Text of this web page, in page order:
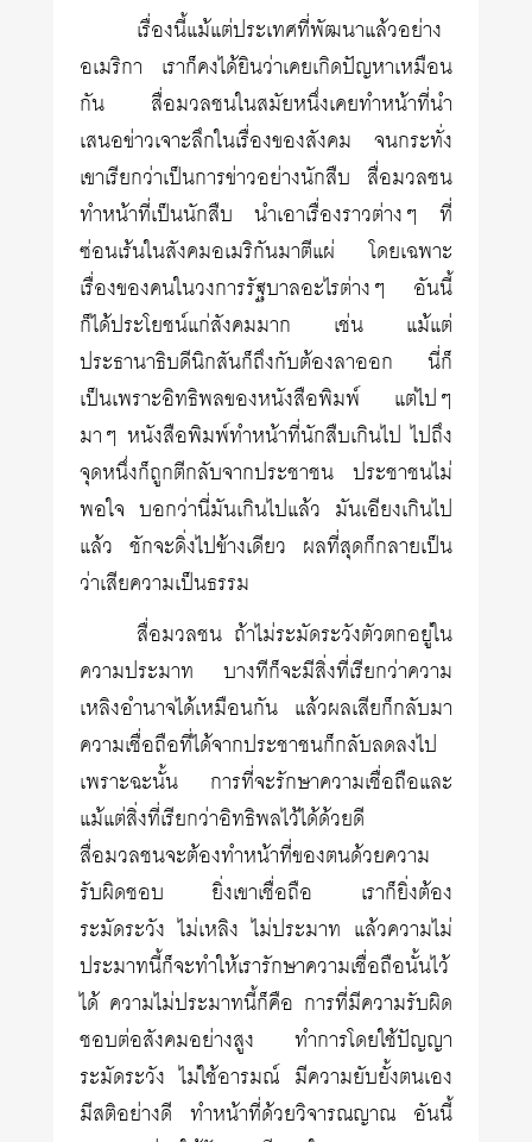
เรื่องนี้แม้แต่ประเทศที่พัฒนาแล้วอย่าง
อเมริกา เราก็คงได้ยินว่าเคยเกิดปัญหาเหมือน
กัน สื่อมวลชนในสมัยหนึ่งเคยทำหน้าที่นำ
เสนอข่าวเจาะลึกในเรื่องของสังคม จนกระทั่ง
เขาเรียกว่าเป็นการข่าวอย่างนักสืบ สื่อมวลชน
ทำหน้าที่เป็นนักสืบ นำเอาเรื่องราวต่างๆ ที่
ซ่อนเร้นในสังคมอเมริกันมาตีแผ่ โดยเฉพาะ
เรื่องของคนในวงการรัฐบาลอะไรต่างๆ อันนี้
ก็ได้ประโยชน์แก่สังคมมาก เช่น แม้แต่
ประธานาธิบดีนิกสันก็ถึงกับต้องลาออก นี่ก็
เป็นเพราะอิทธิพลของหนังสือพิมพ์ แต่ไปๆ
มาๆ หนังสือพิมพ์ทำหน้าที่นักสืบเกินไป ไปถึง
จุดหนึ่งก็ถูกตีกลับจากประชาชน ประชาชนไม่
พอใจ บอกว่านี่มันเกินไปแล้ว มันเอียงเกินไป
แล้ว ชักจะดิ่งไปข้างเดียว ผลที่สุดก็กลายเป็น
ว่าเสียความเป็นธรรม
สื่อมวลชน ถ้าไม่ระมัดระวังตัวตกอยู่ใน
ความประมาท บางทีก็จะมีสิ่งที่เรียกว่าความ
เหลิงอำนาจได้เหมือนกัน แล้วผลเสียก็กลับมา
ความเชื่อถือที่ได้จากประชาชนก็กลับลดลงไป
เพราะฉะนั้น การที่จะรักษาความเชื่อถือและ
แม้แต่สิ่งที่เรียกว่าอิทธิพลไว้ได้ด้วยดี
สื่อมวลชนจะต้องทำหน้าที่ของตนด้วยความ
รับผิดชอบ ยิ่งเขาเชื่อถือ เราก็ยิ่งต้อง
ระมัดระวัง ไม่เหลิง ไม่ประมาท แล้วความไม่
ประมาทนี้ก็จะทำให้เรารักษาความเชื่อถือนั้นไว้
ได้ ความไม่ประมาทนี้ก็คือ การที่มีความรับผิด
ชอบต่อสังคมอย่างสูง ทำการโดยใช้ปัญญา
ระมัดระวัง ไม่ใช้อารมณ์ มีความยับยั้งตนเอง
มีสติอย่างดี ทำหน้าที่ด้วยวิจารณญาณ อันนี้